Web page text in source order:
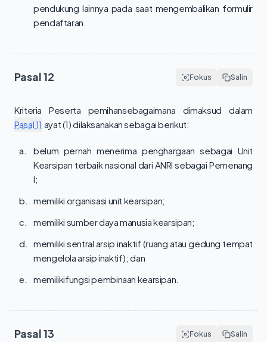
pendukung lainnya pada saat mengembalikan formulir
pendaftaran.
Pasal12 Fokus Salin
Kriteria Peserta pemihansebagaimana dimaksud dalam
Pasal 11 ayat (1) dilaksanakan sebagai berikut:
a.
belum pernah menerima penghargaan sebagai Unit
Kearsipan terbaik nasional dari ANRI sebagai Pemenang
I;
b. memiliki organisasi unit kearsipan;
c.
memiliki sumber daya manusia kearsipan;
d. memiliki sentral arsip inaktif (ruang atau gedung tempat
mengelola arsip inaktif); dan
e.
memilikifungsi pembinaan kearsipan.
Pasal13 Fokus Salin